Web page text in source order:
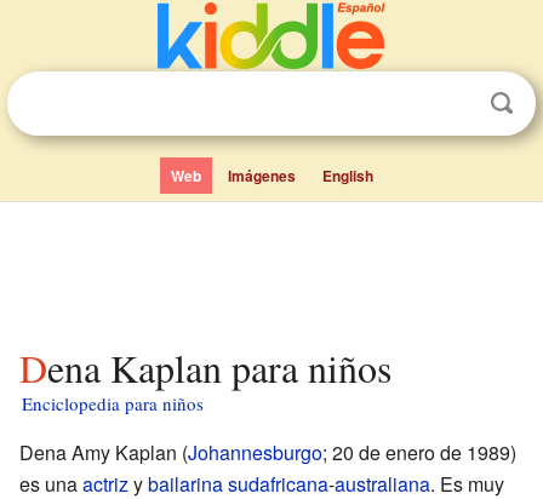
Web Imágenes English
Dena Kaplan para niños
Enciclopedia para niños
Dena Amy Kaplan (Johannesburgo; 20 de enero de 1989)
es unaactrizybailarinasudafricana-australiana. Es muy